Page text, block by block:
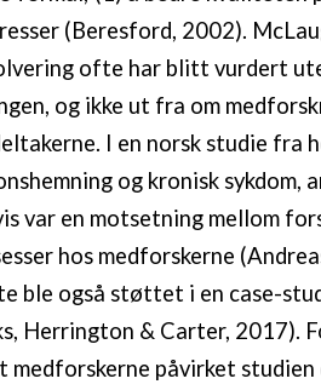
(Beresford, 2002).
ofte har blitt vurdert
og ikke ut fra om
I en norsk studie fra
og kronisk
var en motsetning mellom
hos medforskerne
ble også støttet i en case-
Herrington & Carter, 2017).
påvirket studien